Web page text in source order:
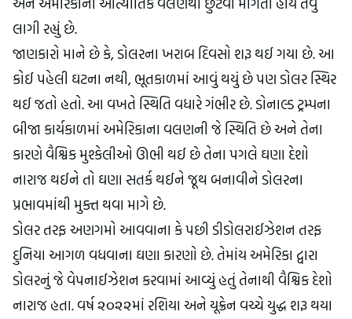
લાગી રહ્યું છે.
જાણકારો માને છે કે, ડોલરના ખરાબ દિવસો શરૂ થઈ ગયા છે. આ
કોઈ પહેલી ઘટના નથી, ભૂતકાળમાં આવું થયું છે પણ ડોલર સ્થિર
થઈ જતો હતો. આ વખતે સ્થિતિ વધારે ગંભીર છે. ડોનાલ્ડ ટ્રમ્પના
બીજા કાર્યકાળમાં અમેરિકાના વલણની જે સ્થિતિ છે અને તેના
કારણે વૈશ્વિક મુશ્કેલીઓ ઊભી થઈ છે તેના પગલે ઘણા દેશો
નારાજ થઈને તો ઘણા સતર્ક થઈને જૂથ બનાવીને ડોલરના
પ્રભાવમાંથી મુક્ત થવા માગે છે.
ડોલર તરફ અણગમો આવવાના કે પછી ડીડોલરાઈઝેશન તરફ
દુનિયા આગળ વધવાના ઘણા કારણો છે. તેમાંય અમેરિકા દ્વારા
ડોલરનું જે વેપનાઈઝેશન કરવામાં આવ્યું હતું તેનાથી વૈશ્વિક દેશો
નારાજ હતા. વર્ષ ૨૦૨૨માં રશિયા અને યૂક્રેન વચ્ચે યુદ્ધ શરૂ થયા